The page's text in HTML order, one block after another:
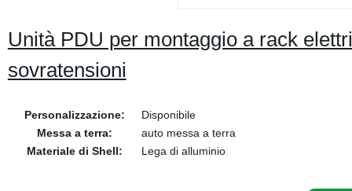
Unità PDU per montaggio a rack
sovratensioni
Personalizzazione:
Disponibile
Messa a terra:
auto messa a terra
Materiale di Shell:
Lega di alluminio